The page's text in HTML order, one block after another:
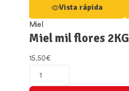
Vista rápida
Miel
Miel mil flores 2KG
15.50€